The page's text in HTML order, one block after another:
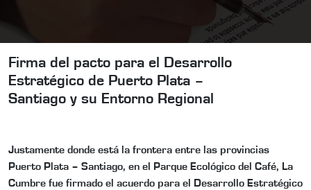
Firma del pacto para el Desarrollo
Estratégico de Puerto Plata –
Santiago y su Entorno Regional
Justamente donde está la frontera entre las provincias
Puerto Plata – Santiago, en el Parque Ecológico del Café, La
Cumbre fue firmado el acuerdo para el Desarrollo Estratégico